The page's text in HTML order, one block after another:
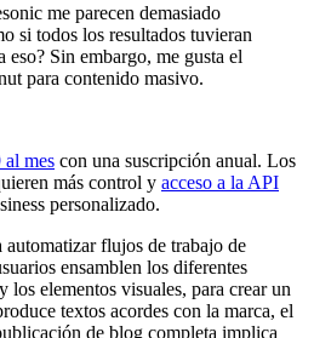
me parecen demasiado
si todos los resultados tuvieran
eso? Sin embargo, me gusta el
para contenido masivo.
al mes con una suscripción anual. Los
más control y acceso a la API
personalizado.
automatizar flujos de trabajo de
ensamblen los diferentes
los elementos visuales, para crear un
textos acordes con la marca, el
de blog completa implica